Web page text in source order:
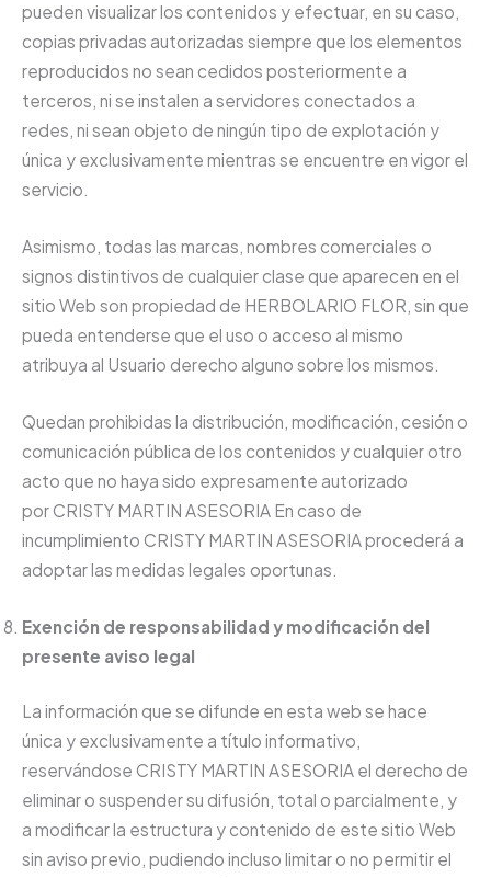
pueden visualizar los contenidos y efectuar, en su caso,
copias privadas autorizadas siempre que los elementos
reproducidos no sean cedidos posteriormente a
terceros, ni se instalen a servidores conectados a
redes, ni sean objeto de ningún tipo de explotación y
única y exclusivamente mientras se encuentre en vigor el
servicio.
Asimismo, todas las marcas, nombres comerciales o
signos distintivos de cualquier clase que aparecen en el
sitio Web son propiedad de HERBOLARIO FLOR, sin que
pueda entenderse que el uso o acceso al mismo
atribuya al Usuario derecho alguno sobre los mismos.
Quedan prohibidas la distribución, modificación, cesión o
comunicación pública de los contenidos y cualquier otro
acto que no haya sido expresamente autorizado
por CRISTY MARTIN ASESORIA En caso de
incumplimiento CRISTY MARTIN ASESORIA procederá a
adoptar las medidas legales oportunas.
Exención de responsabilidad y modificación del
presente aviso legal
La información que se difunde en esta web se hace
única y exclusivamente a título informativo,
reservándose CRISTY MARTIN ASESORIA el derecho de
eliminar o suspender su difusión, total o parcialmente, y
a modificar la estructura y contenido de este sitio Web
sin aviso previo, pudiendo incluso limitar o no permitir el